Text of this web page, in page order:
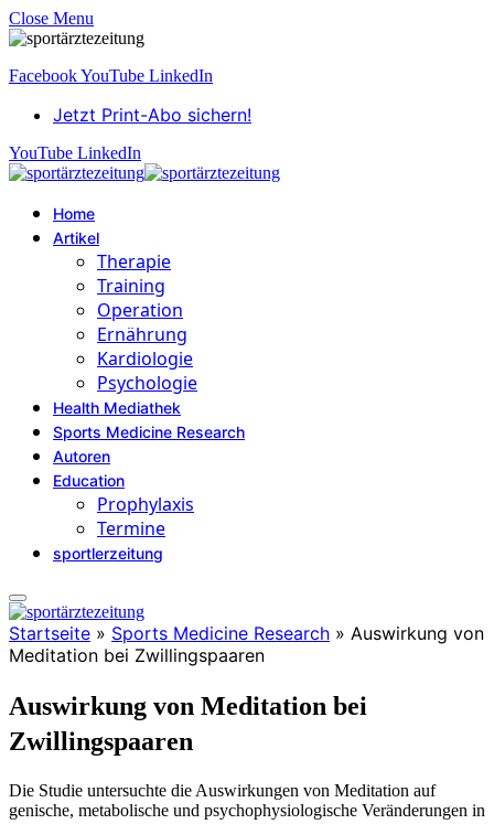
Close Menu
FacebookYouTube LinkedIn
Jetzt Print-Abo sichern!
YouTube LinkedIn
Home
Artikel
Therapie
Training
Operation
Ernährung
Kardiologie
Psychologie
Health Mediathek
Sports Medicine Research
Autoren
Education
Prophylaxis
Termine
sportlerzeitung
Startseite » Sports Medicine Research » Auswirkung von
Meditation bei Zwillingspaaren
Auswirkung von Meditation bei
Zwillingspaaren
Die Studie untersuchte die Auswirkungen von Meditation auf
genische, metabolische und psychophysiologische Veränderungen in